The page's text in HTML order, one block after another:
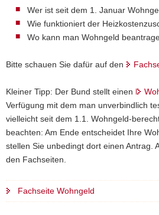
a
n
Wer ist seit dem 1. Januar
Wie funktioniert der
Wo kann man Wohngeld
Bitte schauen Sie dafür auf den
Kleiner Tipp: Der Bund stellt einen
Verfügung mit dem man unverbindlich
vielleicht seit dem 1.1. Wohngeld-
beachten: Am Ende entscheidet Ihre
stellen Sie unbedingt dort einen Antrag.
den Fachseiten.
Fachseite Wohngeld